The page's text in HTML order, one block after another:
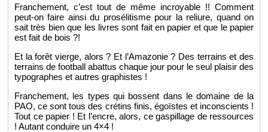
Fran­che­ment, c’est tout de même in­croyable !! Com­ment
peut-on faire ainsi du pro­sé­li­tisme pour la re­liure, quand on
sait très bien que les livres sont fait en pa­pier et que le pa­pier
est fait de bois ?!
Et la forêt vierge, alors ? Et l’Ama­zo­nie ? Des ter­rains et des
ter­rains de foot­ball abat­tus chaque jour pour le seul plai­sir des
ty­po­graphes et autres gra­phistes !
Fran­che­ment, les types qui bossent dans le do­maine de la
PAO, ce sont tous des cré­tins finis, égoïstes et in­cons­cients !
Tout ce pa­pier ! Et l’encre, alors, ce gas­pillage de res­sources
! Au­tant conduire un 4×4 !